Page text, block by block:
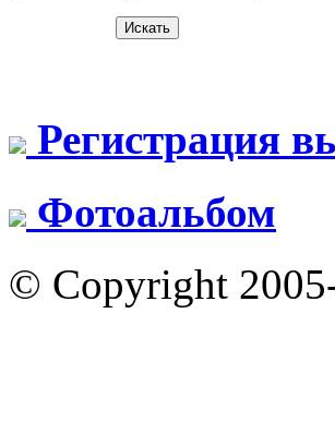
Регистрация
Фотоальбом
© Copyright